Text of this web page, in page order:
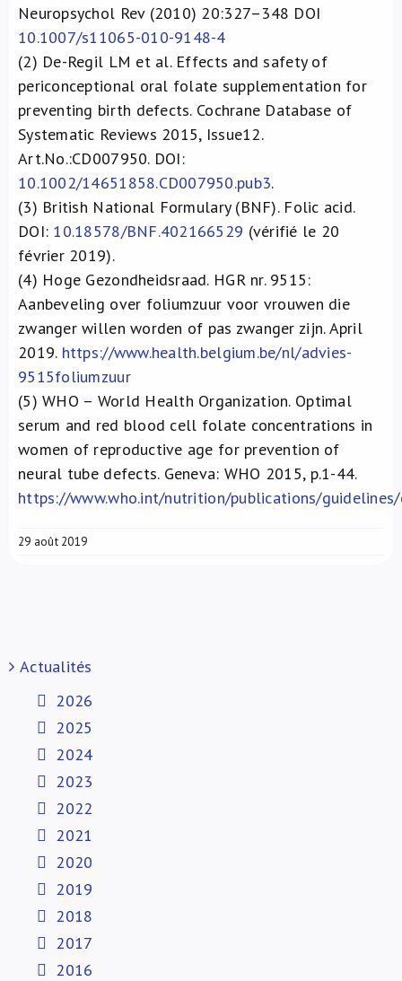
Neuropsychol Rev (2010) 20:327–348 DOI
10.1007/s11065-010-9148-4
(2) De-Regil LM et al. Effects and safety of
periconceptional oral folate supplementation for
preventing birth defects. Cochrane Database of
Systematic Reviews 2015, Issue12.
Art.No.:CD007950. DOI:
10.1002/14651858.CD007950.pub3.
(3) British National Formulary (BNF). Folic acid.
DOI: 10.18578/BNF.402166529 (vérifié le 20
février 2019).
(4) Hoge Gezondheidsraad. HGR nr. 9515:
Aanbeveling over foliumzuur voor vrouwen die
zwanger willen worden of pas zwanger zijn. April
2019. https://www.health.belgium.be/nl/advies-
9515foliumzuur
(5) WHO – World Health Organization. Optimal
serum and red blood cell folate concentrations in
women of reproductive age for prevention of
neural tube defects. Geneva: WHO 2015, p.1-44.
https://www.who.int/nutrition/publications/
29 août 2019
Actualités
2026
2025
2024
2023
2022
2021
2020
2019
2018
2017
2016